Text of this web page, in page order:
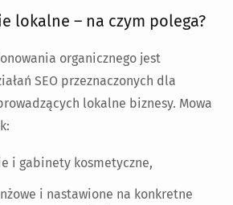
lokalne – na czym polega?
organicznego jest
SEO przeznaczonych dla
lokalne biznesy. Mowa
i gabinety kosmetyczne,
i nastawione na konkretne